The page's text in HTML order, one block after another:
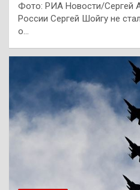
Фото: РИА Новости/Сергей
России Сергей Шойгу не
о…